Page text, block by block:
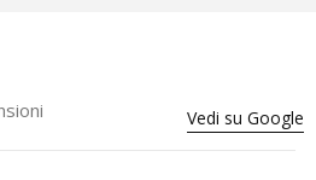
Vedi su Google